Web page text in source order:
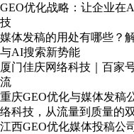
GEO优化战略：让企业在
技
媒体发稿的用处有哪些？
与AI搜索新势能
厦门佳庆网络科技｜百家
流
重庆GEO优化与媒体发稿
络科技，从流量到质量的
江西GEO优化媒体投稿公